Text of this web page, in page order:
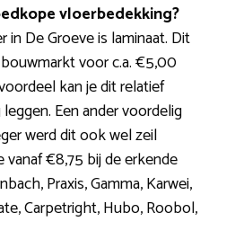
vloerbedekking?
De Groeve is laminaat. Dit
voor c.a. €5,00
kan je dit relatief
Een ander voordelig
werd dit ook wel zeil
€8,75 bij de erkende
Praxis, Gamma, Karwei,
Carpetright, Hubo, Roobol,